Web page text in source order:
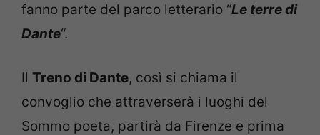
fanno parte del parco letterario “Le terre di
Dante“.
Il Treno di Dante, così si chiama il
convoglio che attraverserà i luoghi del
Sommo poeta, partirà da Firenze e prima